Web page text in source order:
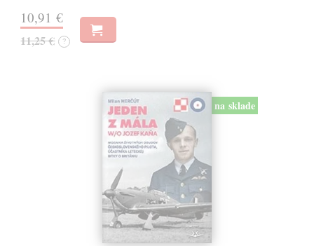
10,91 €
11,25 € ?
na sklade